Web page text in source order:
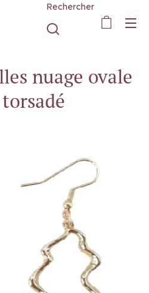
Rechercher
nuage ovale